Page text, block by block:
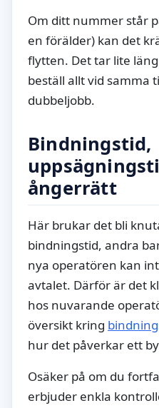
Om ditt nummer står
en förälder) kan det
flytten. Det tar lite
beställ allt vid samma
dubbeljobb.
Bindningstid,
ångerrätt
Här brukar det bli
bindningstid, andra
nya operatören kan
avtalet. Därför är det
hos nuvarande
översikt kring
hur det påverkar ett
Osäker på om du
erbjuder enkla